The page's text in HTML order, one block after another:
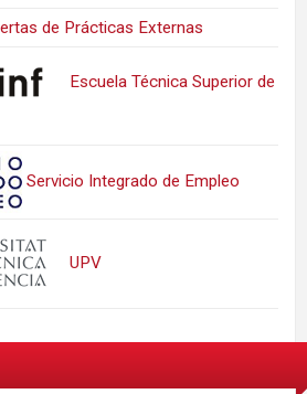
de Prácticas Externas
Escuela Técnica Superior de
Servicio Integrado de Empleo
UPV